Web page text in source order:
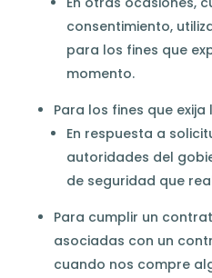
consentimiento,
para los fines que
momento.
Para los fines que
En respuesta a
autoridades del
de seguridad que
Para cumplir un
asociadas con un
cuando nos compre